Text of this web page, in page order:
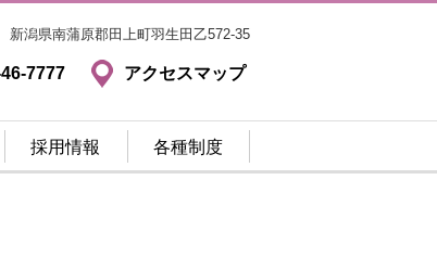
潟県南蒲原郡田上町羽生田乙572-35
7777 アクセスマップ
採用情報 各種制度